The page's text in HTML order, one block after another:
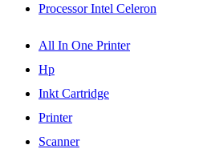
Processor Intel Celeron
All In One Printer
Hp
Inkt Cartridge
Printer
Scanner